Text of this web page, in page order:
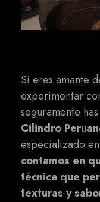
Si eres amante
experimentar
seguramente
Cilindro
especializado
contamos en
técnica que
texturas y